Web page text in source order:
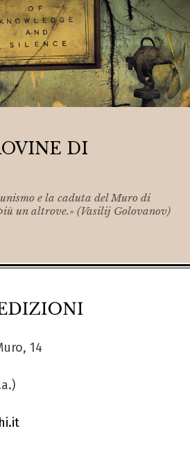
DI
e la caduta del Muro di
un altrove.» (Vasilij Golovanov)
14